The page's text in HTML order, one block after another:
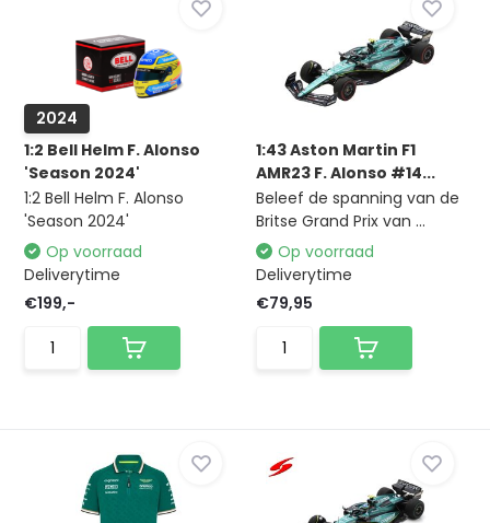
2024
1:2 Bell Helm F. Alonso
'Season 2024'
1:2 Bell Helm F. Alonso
'Season 2024'
Op voorraad
Deliverytime
€199,-
1:43 Aston Martin F1
AMR23 F. Alonso #14...
Beleef de spanning van de
Britse Grand Prix van ...
Op voorraad
Deliverytime
€79,95